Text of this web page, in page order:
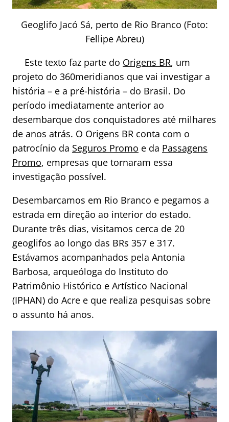
Geoglifo Jacó Sá, perto de Rio Branco (Foto:
Fellipe Abreu)
Este texto faz parte do Origens BR, um
projeto do 360meridianos que vai investigar a
história – e a pré-história – do Brasil. Do
período imediatamente anterior ao
desembarque dos conquistadores até milhares
de anos atrás. O Origens BR conta com o
patrocínio da Seguros Promo e da Passagens
Promo, empresas que tornaram essa
investigação possível.
Desembarcamos em Rio Branco e pegamos a
estrada em direção ao interior do estado.
Durante três dias, visitamos cerca de 20
geoglifos ao longo das BRs 357 e 317.
Estávamos acompanhados pela Antonia
Barbosa, arqueóloga do Instituto do
Patrimônio Histórico e Artístico Nacional
(IPHAN) do Acre e que realiza pesquisas sobre
o assunto há anos.